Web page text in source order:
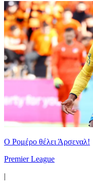
Ο Ρομέρο θέλει Άρσεναλ!
Premier League
|